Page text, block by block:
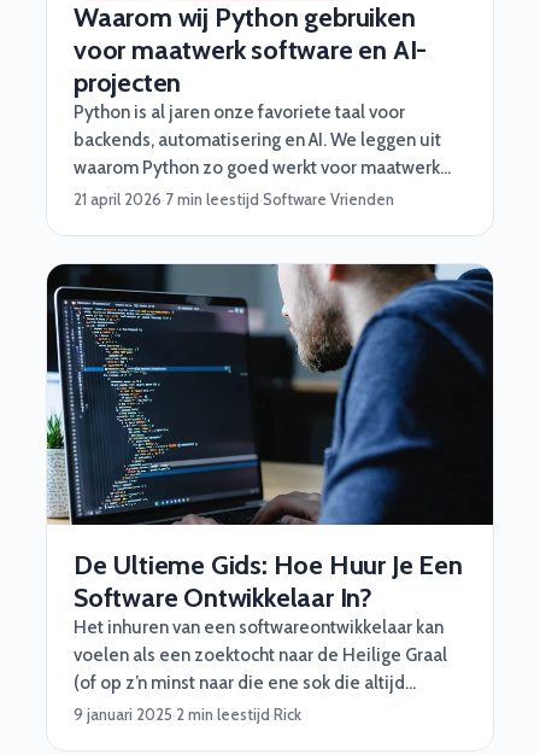
Waarom wij Python gebruiken
voor maatwerk software en AI-
projecten
Python is al jaren onze favoriete taal voor
backends, automatisering en AI. We leggen uit
waarom Python zo goed werkt voor maatwerk
software, en wanneer je beter iets anders kiest.
21 april 2026·7 min leestijd·Software Vrienden
De Ultieme Gids: Hoe Huur Je Een
Software Ontwikkelaar In?
Het inhuren van een softwareontwikkelaar kan
voelen als een zoektocht naar de Heilige Graal
(of op z’n minst naar die ene sok die altijd
verdwijnt in de was). Maar maak je geen zorgen,
9 januari 2025·2 min leestijd·Rick